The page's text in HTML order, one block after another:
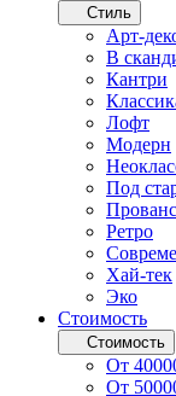
Стиль
Арт-
В
Кантри
Лофт
Модерн
Под
Прованс
Ретро
Хай-тек
Эко
Стоимость
Стоимость
От
От